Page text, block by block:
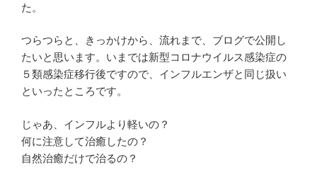
た。
つらつらと、きっかけから、流れまで、ブログで公開し
たいと思います。いまでは新型コロナウイルス感染症の
５類感染症移行後ですので、インフルエンザと同じ扱い
といったところです。
じゃあ、インフルより軽いの？
何に注意して治癒したの？
自然治癒だけで治るの？